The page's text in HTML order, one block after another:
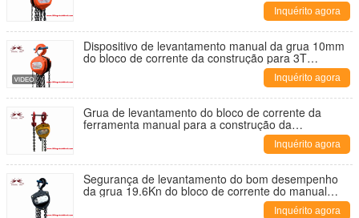
Inquérito agora
Dispositivo de levantamento manual da grua 10mm
do bloco de corrente da construção para 3T
Inquérito agora
Grua de levantamento do bloco de corrente da
ferramenta manual para a construção da
Inquérito agora
Segurança de levantamento do bom desempenho
da grua 19.6Kn do bloco de corrente do manual
Inquérito agora